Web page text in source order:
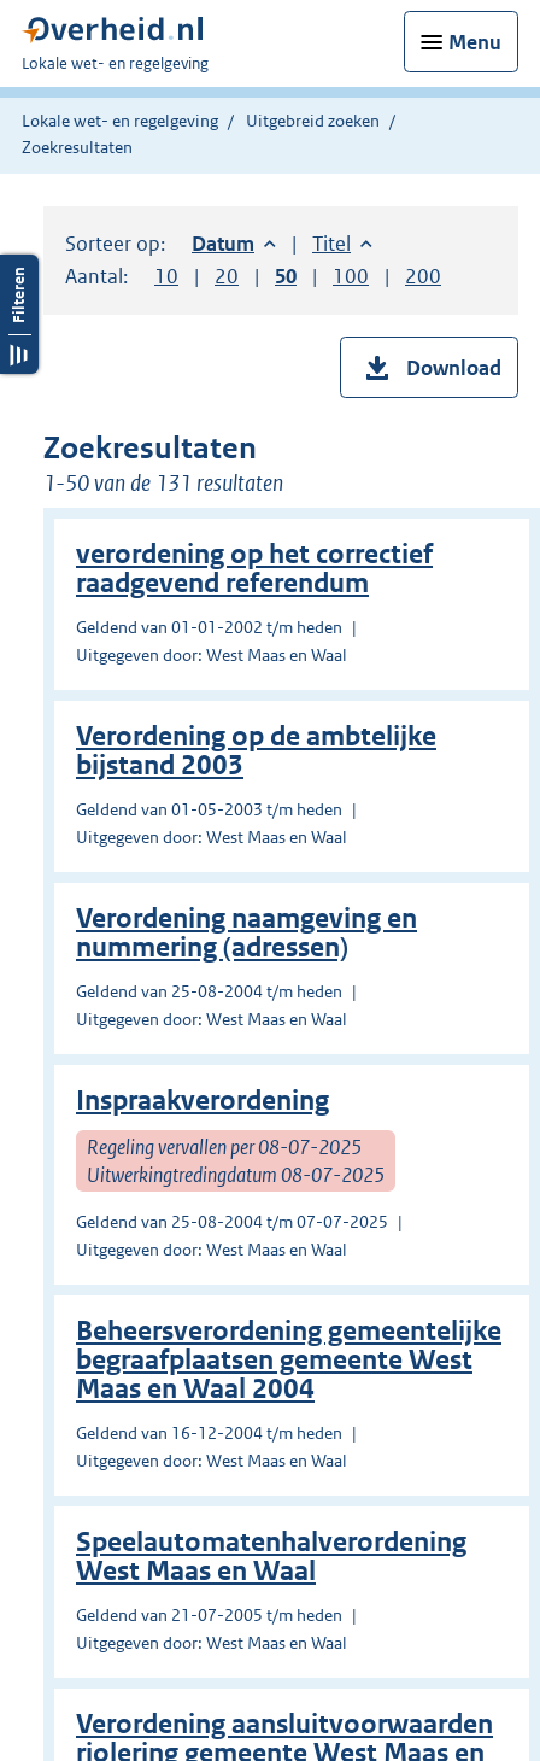
Menu
U
bent
hier:
Lokale wet- en regelgeving
Lokale wet- en regelgeving
Uitgebreid zoeken
Zoekresultaten
Sorteer op: Sorteer op:
Datum aflopendSorteer op:
Titel oplopend
Aantal:
Toon
10 resultaten per pagina
Toon
20 resultaten per pagina
Toon
50 resultaten per pagina
Toon
100 resultaten per
Toon
200
Download
Zoekresultaten
1-50 van de 131 resultaten
verordening op het correctief
raadgevend referendum
Geldend van 01-01-2002 t/m heden
Uitgegeven door: West Maas en Waal
Verordening op de ambtelijke
bijstand 2003
Geldend van 01-05-2003 t/m heden
Uitgegeven door: West Maas en Waal
Verordening naamgeving en
nummering (adressen)
Geldend van 25-08-2004 t/m heden
Uitgegeven door: West Maas en Waal
Inspraakverordening
Regeling vervallen per 08-07-2025
Uitwerkingtredingdatum 08-07-2025
Geldend van 25-08-2004 t/m 07-07-2025
Uitgegeven door: West Maas en Waal
Beheersverordening gemeentelijke
begraafplaatsen gemeente West
Maas en Waal 2004
Geldend van 16-12-2004 t/m heden
Uitgegeven door: West Maas en Waal
Speelautomatenhalverordening
West Maas en Waal
Geldend van 21-07-2005 t/m heden
Uitgegeven door: West Maas en Waal
Verordening aansluitvoorwaarden
riolering gemeente West Maas en